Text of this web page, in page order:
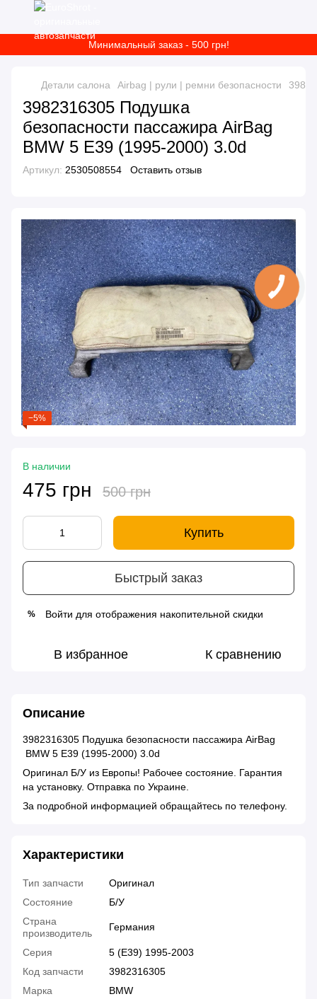
Минимальный заказ - 500 грн!
Детали салона Airbag | рули | ремни безопасности
3982316305 Подушка
безопасности пассажира AirBag
BMW 5 E39 (1995-2000) 3.0d
Артикул: 2530508554 Оставить отзыв
−5%
В наличии
475 грн 500 грн
Купить
Быстрый заказ
% Войти для отображения накопительной скидки
В избранное К сравнению
Описание
3982316305 Подушка безопасности пассажира AirBag
BMW 5 E39 (1995-2000) 3.0d
Оригинал Б/У из Европы! Рабочее состояние. Гарантия
на установку. Отправка по Украине.
За подробной информацией обращайтесь по телефону.
Характеристики
Тип запчасти
Оригинал
Состояние
Б/У
Страна
производитель
Германия
Серия
5 (E39) 1995-2003
Код запчасти
3982316305
Марка
BMW